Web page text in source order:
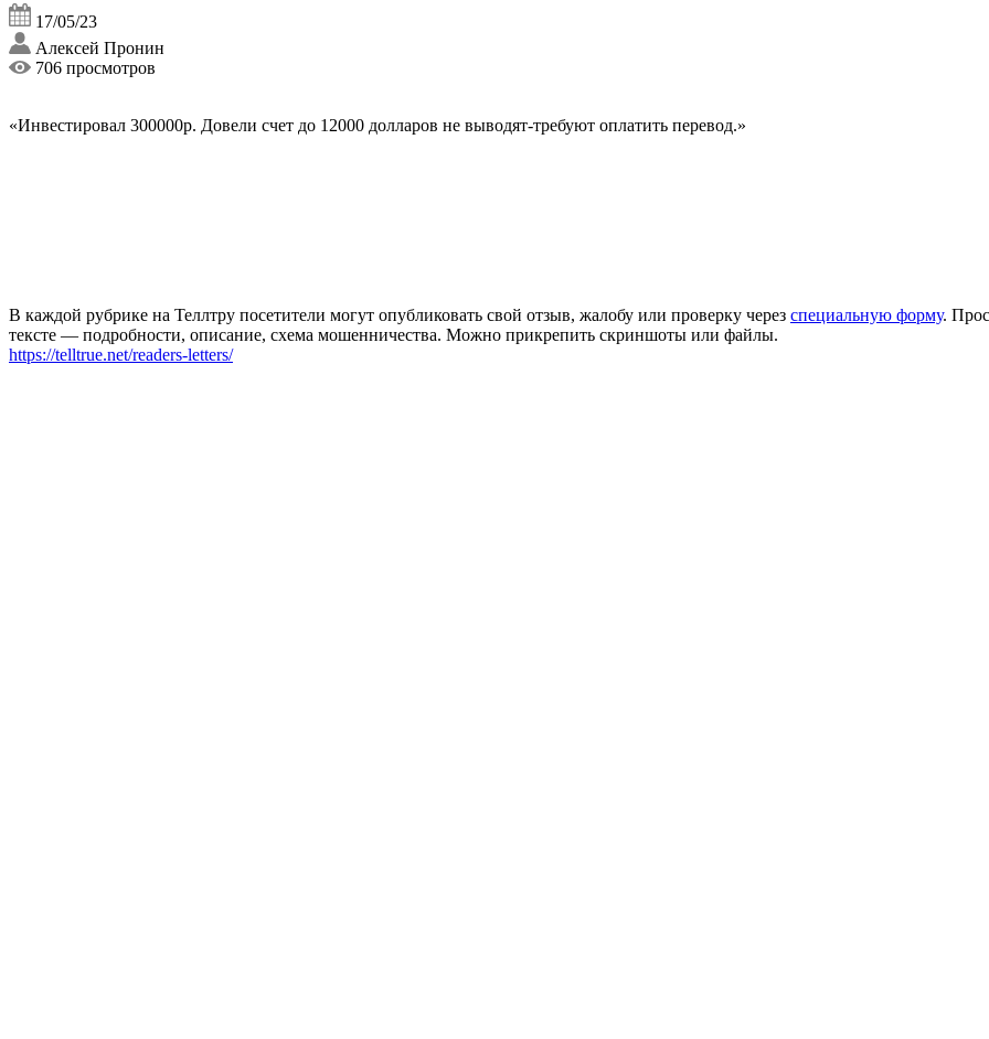
17/05/23
Алексей Пронин
706 просмотров
«Инвестировал 300000р. Довели счет до 12000 долларов не выводят-требуют оплатить перевод.»
В каждой рубрике на Теллтру посетители могут опубликовать свой отзыв, жалобу или проверку через специальную форму.
тексте — подробности, описание, схема мошенничества. Можно прикрепить скриншоты или файлы.
https://telltrue.net/readers-letters/